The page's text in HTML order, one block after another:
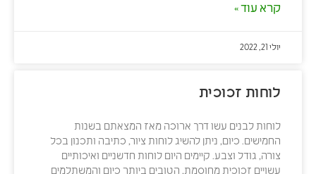
קרא עוד »
יולי 21, 2022
לוחות זכוכית
לוחות לבנים עשו דרך ארוכה מאז המצאתם בשנות
החמישים. כיום, ניתן להשיג לוחות ציור, כתיבה ותכנון בכל
צורה, גודל וצבע. קיימים היום לוחות חדשניים ואיכותיים
עשויים זכוכית מחוסמת, הטובים ביותר כיום והמשתלמים